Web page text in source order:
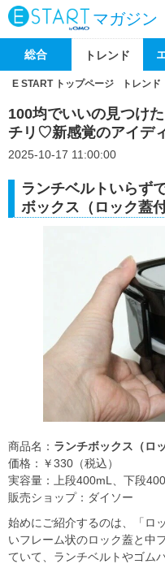
マガジン
総合 トレンド
E START トップページ トレンド
100均でいいの見つけ
チリ♡新感覚のアイデ
2025-10-17 11:00:00
ランチベルトいらず
ボックス（ロック蓋
商品名： ランチボックス（ロ
価格：￥330（税込）
実容量：上段400mL、下段
販売ショップ：ダイソー
始めにご紹介するのは、「ロ
いフレーム状のロック蓋と中
ていて、ランチベルトやゴム